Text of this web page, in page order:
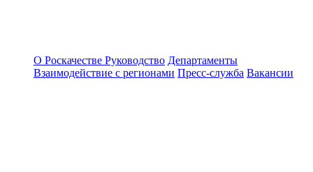
О Роскачестве Руководство Департаменты
Взаимодействие с регионами Пресс-служба Вакансии